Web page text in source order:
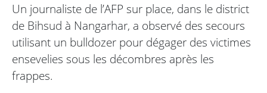
Un journaliste de l’AFP sur place, dans le district
de Bihsud à Nangarhar, a observé des secours
utilisant un bulldozer pour dégager des victimes
ensevelies sous les décombres après les
frappes.